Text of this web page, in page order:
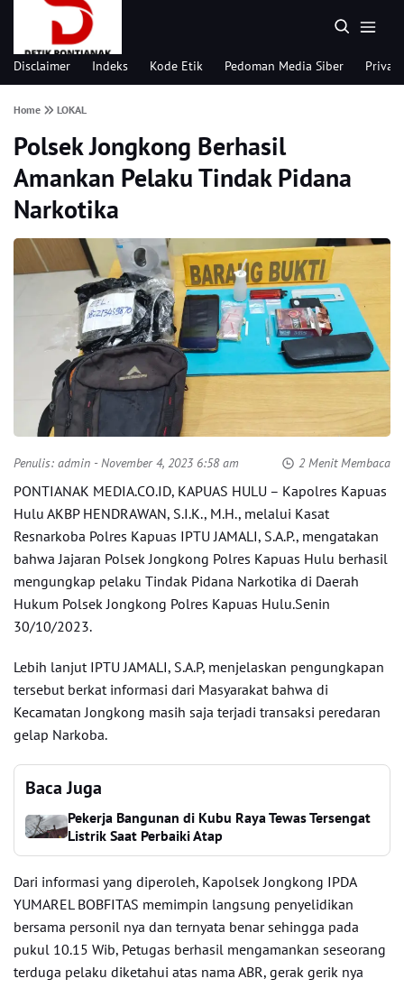
Disclaimer Indeks Kode Etik Pedoman Media Siber
Home LOKAL
Polsek Jongkong Berhasil
Amankan Pelaku Tindak Pidana
Narkotika
Penulis: admin - November 4, 2023 6:58 am 2 Menit Membaca
PONTIANAK MEDIA.CO.ID, KAPUAS HULU – Kapolres Kapuas
Hulu AKBP HENDRAWAN, S.I.K., M.H., melalui Kasat
Resnarkoba Polres Kapuas IPTU JAMALI, S.A.P., mengatakan
bahwa Jajaran Polsek Jongkong Polres Kapuas Hulu berhasil
mengungkap pelaku Tindak Pidana Narkotika di Daerah
Hukum Polsek Jongkong Polres Kapuas Hulu.Senin
30/10/2023.
Lebih lanjut IPTU JAMALI, S.A.P, menjelaskan pengungkapan
tersebut berkat informasi dari Masyarakat bahwa di
Kecamatan Jongkong masih saja terjadi transaksi peredaran
gelap Narkoba.
Baca Juga
Pekerja Bangunan di Kubu Raya Tewas Tersengat
Listrik Saat Perbaiki Atap
Dari informasi yang diperoleh, Kapolsek Jongkong IPDA
YUMAREL BOBFITAS memimpin langsung penyelidikan
bersama personil nya dan ternyata benar sehingga pada
pukul 10.15 Wib, Petugas berhasil mengamankan seseorang
terduga pelaku diketahui atas nama ABR, gerak gerik nya